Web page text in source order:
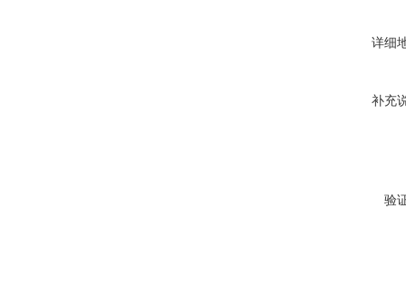
详细
补充
验